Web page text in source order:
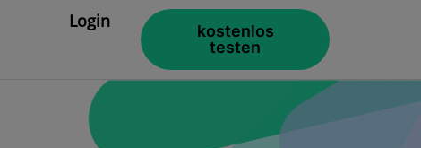
Login
kostenlos
testen